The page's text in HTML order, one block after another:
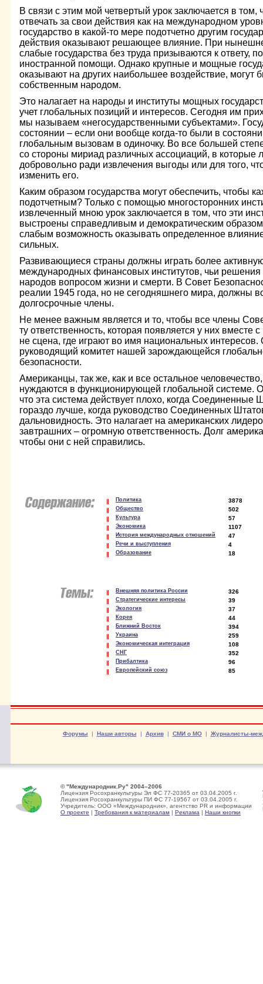
В связи с этим мой четвертый урок заключается в том,
отвечать за свои действия как на международном
государство в какой-то мере подотчетно другим
действия оказывают решающее влияние. При
слабые государства без труда призываются к ответу,
иностранной помощи. Однако крупные и мощные
оказывают на других наибольшее воздействие, могут
собственным народом.
Это налагает на народы и институты мощных
учет глобальных позиций и интересов. Сегодня им
мы называем «негосударственными субъектами».
состоянии – если они вообще когда-то были в
глобальным вызовам в одиночку. Во все большей
со стороны мириад различных ассоциаций, в которые
добровольно ради извлечения выгоды или для того,
изменить его.
Каким образом государства могут обеспечить, чтобы
подотчетным? Только с помощью многосторонних
извлеченный мною урок заключается в том, что эти
выстроены справедливым и демократическим
слабым возможность оказывать определенное
сильных.
Развивающиеся страны должны играть более
международных финансовых институтов, чьи решения
народов вопросом жизни и смерти. В Совет
реалии 1945 года, но не сегодняшнего мира, должны
долгосрочные члены.
Не менее важным является и то, чтобы все члены
ту ответственность, которая появляется у них вместе
не сцена, где играют во имя национальных интересов.
руководящий комитет нашей зарождающейся
безопасности.
Американцы, так же, как и все остальное человечество,
нуждаются в функционирующей глобальной системе.
что эта система действует плохо, когда Соединенные
гораздо лучше, когда руководство Соединенных
дальновидность. Это налагает на американских
завтрашних – огромную ответственность. Долг
чтобы они с ней справились.
Политика 3878
Общество 502
Культура 57
Экономика 1107
История международных отношений 47
Речи и выступления 4
Образование 18
Внешняя политика России 326
Стратегические интересы 39
Экология 37
Корея 44
Ближний Восток 394
Украина 259
Экономическая интеграция 108
СНГ 352
Прибалтика 96
Европейский союз 85
Форумы | Наши авторы | Архив| СМИ о МО| Журналисты-
© "Международник.Ру" 2004–2006
Лицензия Росохранкультуры Эл ФС 77-20365 от 03.04.2005 г.
Лицензия Росохранкультуры ПИ ФС 77-19567 от 03.04.2005 г.
Учредитель: ООО «Международник», агентство PR и информации
О проекте | Требования к материалам | Реклама | Наши кнопки